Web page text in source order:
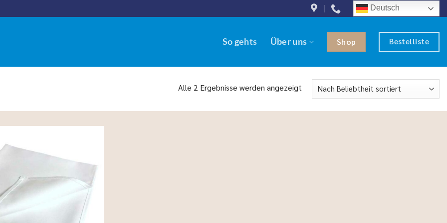
Deutsch
So gehts Über uns Shop Bestelliste
Alle 2 Ergebnisse werden angezeigtNach
Beliebtheit
sortiert